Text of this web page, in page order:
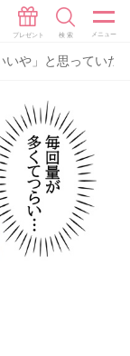
いや」と思ってい